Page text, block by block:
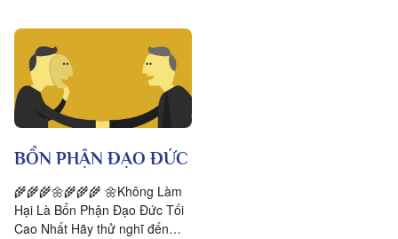
BỔN PHẬN ĐẠO ĐỨC
🌾🌾🌾🌼🌾🌾🌾 🌼Không Làm
Hại Là Bổn Phận Đạo Đức Tối
Cao Nhất Hãy thử nghĩ đến